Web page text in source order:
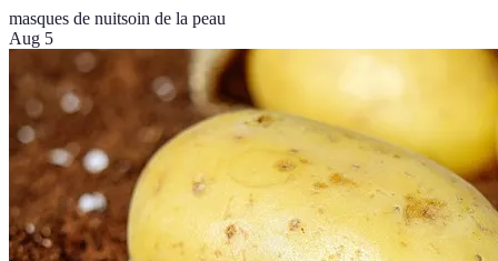
masques de nuitsoin de la peau
Aug 5